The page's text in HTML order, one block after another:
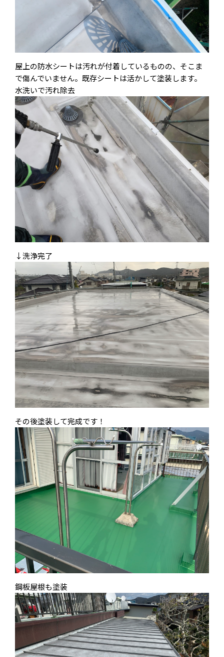
屋上の防水シートは汚れが付着しているものの、そこま
で傷んでいません。既存シートは活かして塗装します。
水洗いで汚れ除去
↓洗浄完了
その後塗装して完成です！
鋼板屋根も塗装